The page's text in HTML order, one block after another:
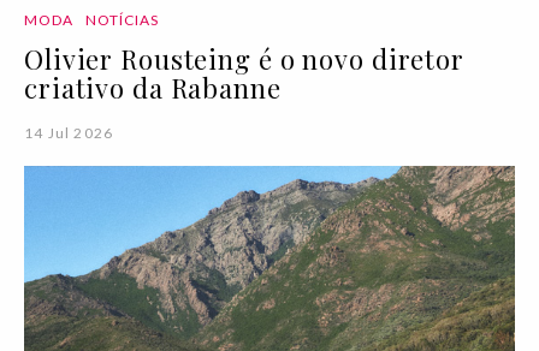
MODA NOTÍCIAS
Olivier Rousteing é o novo diretor
criativo da Rabanne
14 Jul 2026